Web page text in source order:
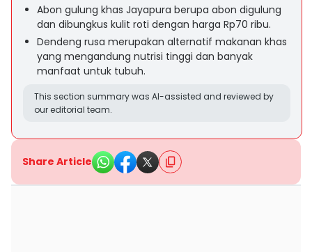
Abon gulung khas Jayapura berupa abon digulung
dan dibungkus kulit roti dengan harga Rp70 ribu.
Dendeng rusa merupakan alternatif makanan khas
yang mengandung nutrisi tinggi dan banyak
manfaat untuk tubuh.
This section summary was AI-assisted and reviewed by
our editorial team.
Share Article